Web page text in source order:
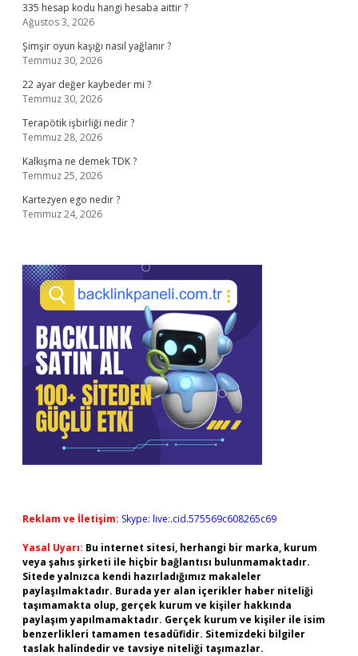
335 hesap kodu hangi hesaba aittir ?
Ağustos 3, 2026
Şimşir oyun kaşığı nasıl yağlanır ?
Temmuz 30, 2026
22 ayar değer kaybeder mi ?
Temmuz 30, 2026
Terapötik işbirliği nedir ?
Temmuz 28, 2026
Kalkışma ne demek TDK ?
Temmuz 25, 2026
Kartezyen ego nedir ?
Temmuz 24, 2026
Reklam ve İletişim: Skype: live:.cid.575569c608265c69
Yasal Uyarı: Bu internet sitesi, herhangi bir marka, kurum
veya şahıs şirketi ile hiçbir bağlantısı bulunmamaktadır.
Sitede yalnızca kendi hazırladığımız makaleler
paylaşılmaktadır. Burada yer alan içerikler haber niteliği
taşımamakta olup, gerçek kurum ve kişiler hakkında
paylaşım yapılmamaktadır. Gerçek kurum ve kişiler ile isim
benzerlikleri tamamen tesadüfidir. Sitemizdeki bilgiler
taslak halindedir ve tavsiye niteliği taşımazlar.